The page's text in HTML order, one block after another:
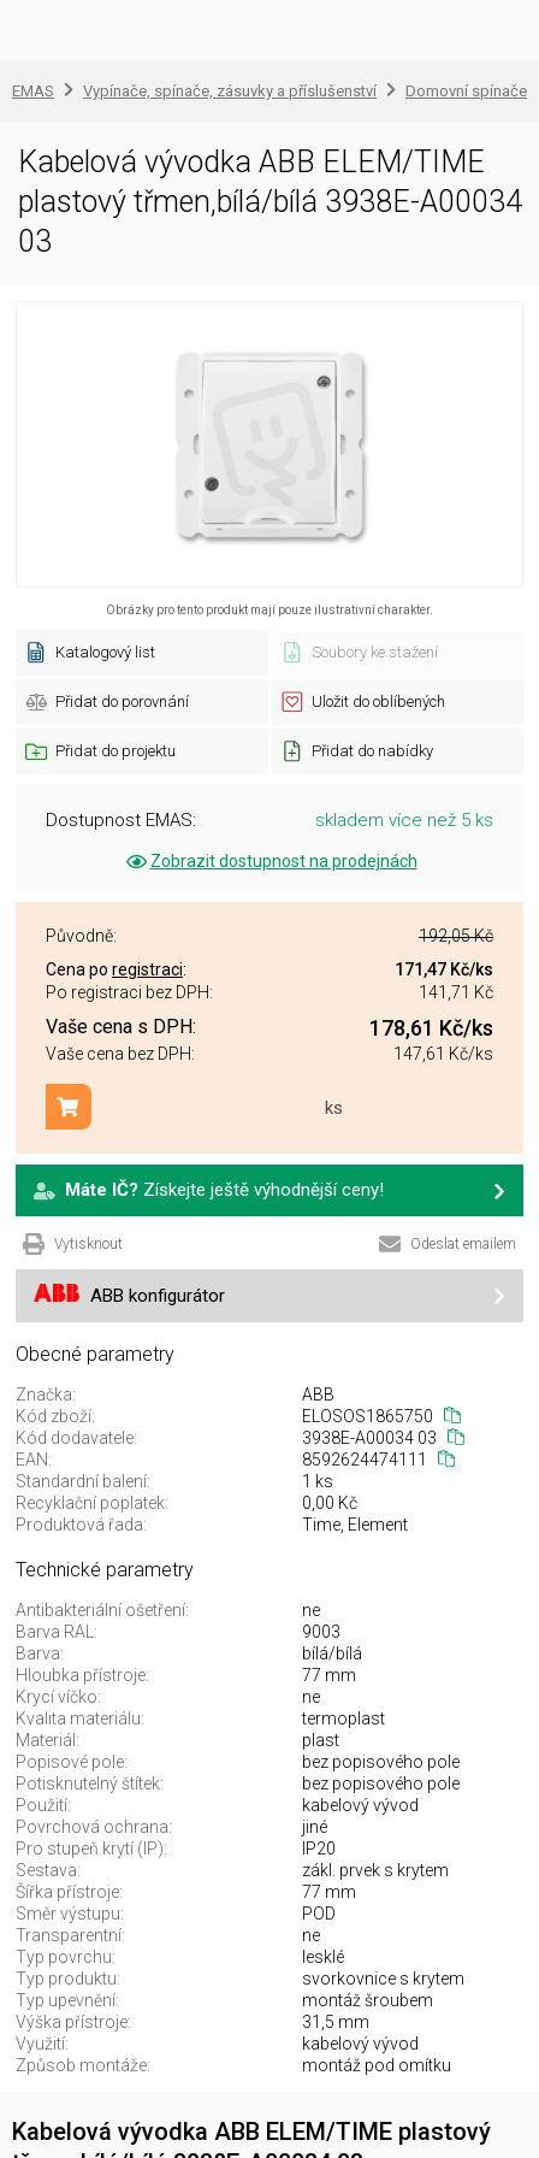
EMAS Vypínače, spínače, zásuvky a příslušenství Domovní spínače
Kabelová vývodka ABB ELEM/TIME
plastový třmen,bílá/bílá 3938E-A00034
03
Obrázky pro tento produkt mají pouze ilustrativní charakter.
Katalogový list Soubory ke stažení
Přidat do porovnání Uložit do oblíbených
Přidat do projektu Přidat do nabídky
Dostupnost EMAS: skladem více než 5 ks
Zobrazit dostupnost na prodejnách
Původně:
192,05 Kč
Cena po registraci: 171,47 Kč/ks
Po registraci bez DPH:
141,71 Kč
Vaše cena s DPH: 178,61 Kč/ks
Vaše cena bez DPH: 147,61 Kč/ks
ks
Přidat do košíku
Máte IČ? Získejte ještě výhodnější ceny!
Vytisknout Odeslat emailem
ABB konfigurátor
Obecné parametry
Značka:
ABB
Kód zboží:
ELOSOS1865750
Kód dodavatele:
3938E-A00034 03
EAN:
8592624474111
Standardní balení:
1 ks
Recyklační poplatek:
0,00 Kč
Produktová řada:
Time, Element
Technické parametry
Antibakteriální ošetření:
ne
Barva RAL:
9003
Barva:
bílá/bílá
Hloubka přístroje:
77 mm
Krycí víčko:
ne
Kvalita materiálu:
termoplast
Materiál:
plast
Popisové pole:
bez popisového pole
Potisknutelný štítek:
bez popisového pole
Použití:
kabelový vývod
Povrchová ochrana:
jiné
Pro stupeň krytí (IP):
IP20
Sestava:
zákl. prvek s krytem
Šířka přístroje:
77 mm
Směr výstupu:
POD
Transparentní:
ne
Typ povrchu:
lesklé
Typ produktu:
svorkovnice s krytem
Typ upevnění:
montáž šroubem
Výška přístroje:
31,5 mm
Využití:
kabelový vývod
Způsob montáže:
montáž pod omítku
Kabelová vývodka ABB ELEM/TIME plastový